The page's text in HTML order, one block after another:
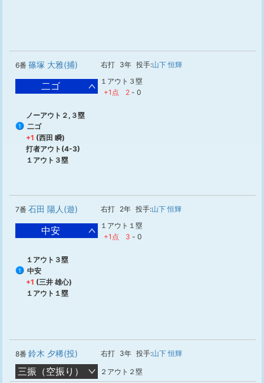
6番 篠塚 大雅(捕) 右打 3年 投手:山下 恒輝
二ゴ
１アウト３塁
+1点
2 - 0
ノーアウト２,３塁
1
二ゴ
+1 (西田 瞬)
打者アウト(4-3)
１アウト３塁
7番 石田 陽人(遊) 右打 2年 投手:山下 恒輝
中安
１アウト１塁
+1点
3 - 0
１アウト３塁
1
中安
+1 (三井 雄心)
１アウト１塁
8番 鈴木 夕稀(投) 右打 3年 投手:山下 恒輝
三振（空振り） ２アウト２塁